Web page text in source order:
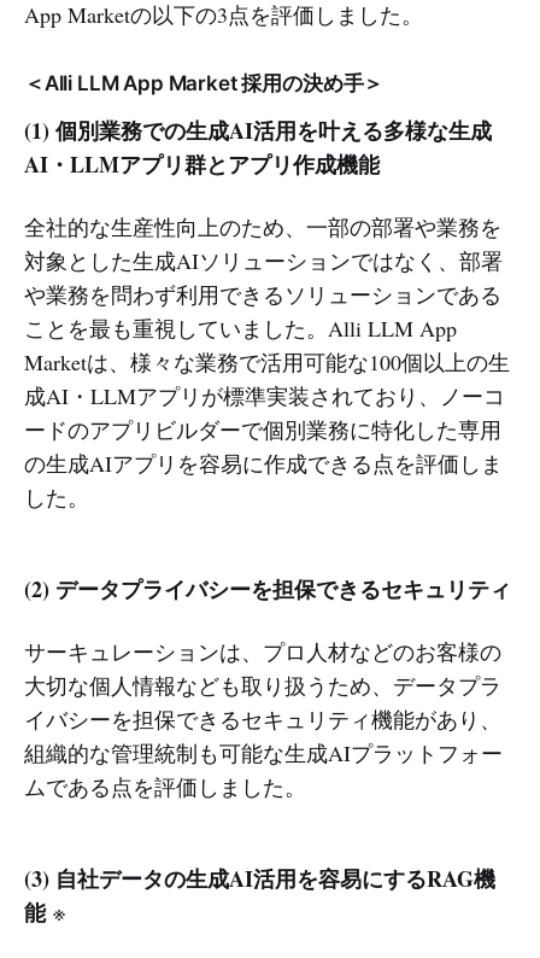
App Marketの以下の3点を評価しました。
＜Alli LLM App Market 採用の決め手＞
(1) 個別業務での生成AI活用を叶える多様な生成
AI・LLMアプリ群とアプリ作成機能
全社的な生産性向上のため、一部の部署や業務を
対象とした生成AIソリューションではなく、部署
や業務を問わず利用できるソリューションである
ことを最も重視していました。Alli LLM App
Marketは、様々な業務で活用可能な100個以上の生
成AI・LLMアプリが標準実装されており、ノーコ
ードのアプリビルダーで個別業務に特化した専用
の生成AIアプリを容易に作成できる点を評価しま
した。
(2) データプライバシーを担保できるセキュリティ
サーキュレーションは、プロ人材などのお客様の
大切な個人情報なども取り扱うため、データプラ
イバシーを担保できるセキュリティ機能があり、
組織的な管理統制も可能な生成AIプラットフォー
ムである点を評価しました。
(3) 自社データの生成AI活用を容易にするRAG機
能 ※